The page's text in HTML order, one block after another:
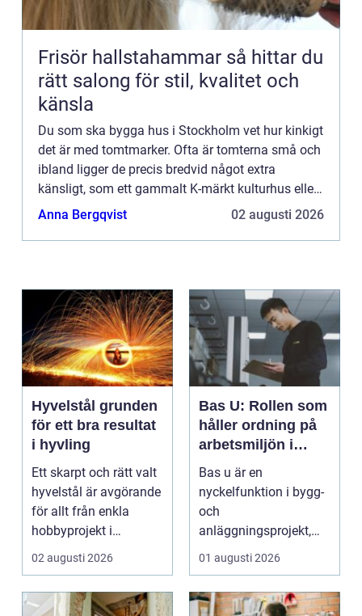
Frisör hallstahammar så hittar du
rätt salong för stil, kvalitet och
känsla
Du som ska bygga hus i Stockholm vet hur kinkigt
det är med tomtmarker. Ofta är tomterna små och
ibland ligger de precis bredvid något extra
känsligt, som ett gammalt K-märkt kulturhus eller
liknande. Då gäl...
Anna Bergqvist 02 augusti 2026
Hyvelstål grunden
för ett bra resultat
i hyvling
Ett skarpt och rätt valt
hyvelstål är avgörande
för allt från enkla
hobbyprojekt i
verkstaden till k...
02 augusti 2026
Bas U: Rollen som
håller ordning på
arbetsmiljön i
byggprojekt
Bas u är en
nyckelfunktion i bygg-
och
anläggningsprojekt,
med ansvar för att
arbetsm...
01 augusti 2026